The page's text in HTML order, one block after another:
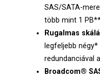
SAS/SATA-
több mint 1
Rugalmas
legfeljebb
redundanciával
Broadcom®